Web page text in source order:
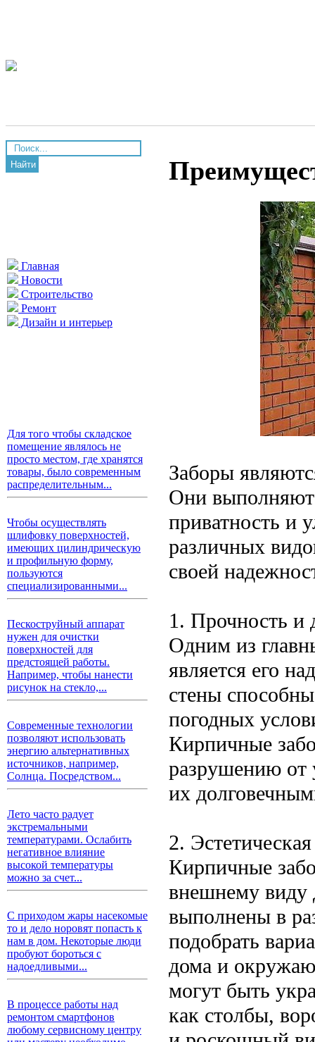
Найти
Главная
Новости
Строительство
Ремонт
Дизайн и интерьер
Для того чтобы складское
помещение являлось не
просто местом, где хранятся
товары, было современным
распределительным...
Чтобы осуществлять
шлифовку поверхностей,
имеющих цилиндрическую
и профильную форму,
пользуются
специализированными...
Пескоструйный аппарат
нужен для очистки
поверхностей для
предстоящей работы.
Например, чтобы нанести
рисунок на стекло,...
Современные технологии
позволяют использовать
энергию альтернативных
источников, например,
Солнца. Посредством...
Лето часто радует
экстремальными
температурами. Ослабить
негативное влияние
высокой температуры
можно за счет...
С приходом жары насекомые
то и дело норовят попасть к
нам в дом. Некоторые люди
пробуют бороться с
надоедливыми...
В процессе работы над
ремонтом смартфонов
любому сервисному центру
Заборы
Они выполняют
приватность и
различных
своей
1. Прочность и
Одним из
является его
стены
погодных
Кирпичные
разрушению от
их
2.
Кирпичные
внешнему виду
выполнены в
подобрать
дома и
могут быть
как столбы,